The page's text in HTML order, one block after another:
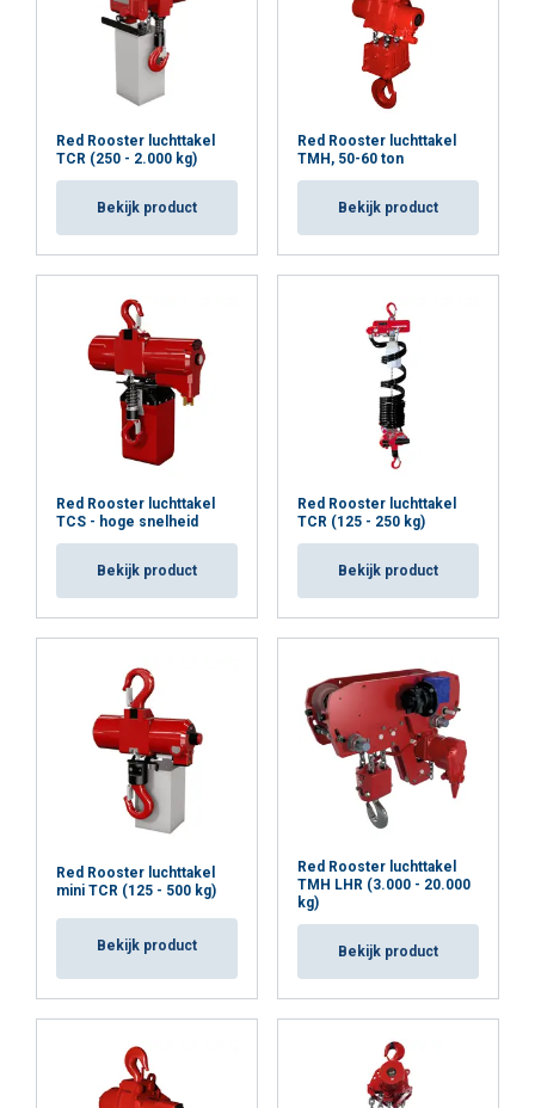
Markering:
Norm:
Opmerking:
Red Rooster luchttakel
TCR (250 - 2.000 kg)
Bekijk product
Red Rooster luchttakel
TMH, 50-60 ton
Bekijk product
Red Rooster luchttakel
TCS - hoge snelheid
Bekijk product
Red Rooster luchttakel
TCR (125 - 250 kg)
Bekijk product
Red Rooster luchttakel
mini TCR (125 - 500 kg)
Bekijk product
Red Rooster luchttakel
TMH LHR (3.000 - 20.000
kg)
Bekijk product